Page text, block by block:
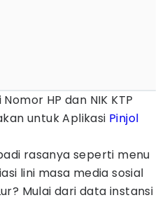
HP dan NIK KTP
untuk Aplikasi Pinjol
rasanya seperti menu
lini masa media sosial
Mulai dari data instansi